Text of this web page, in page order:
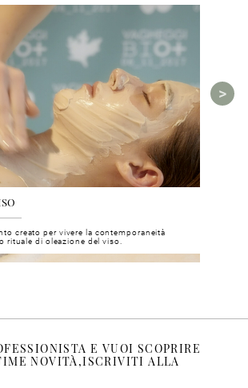
creato per vivere la contemporaneità
rituale di oleazione del viso.
E VUOI SCOPRIRE
NOVITÀ,ISCRIVITI ALLA